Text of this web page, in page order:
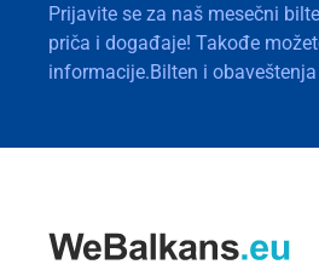
Prijavite se za naš mesečni
priča i događaje! Takođe
informacije.Bilten i